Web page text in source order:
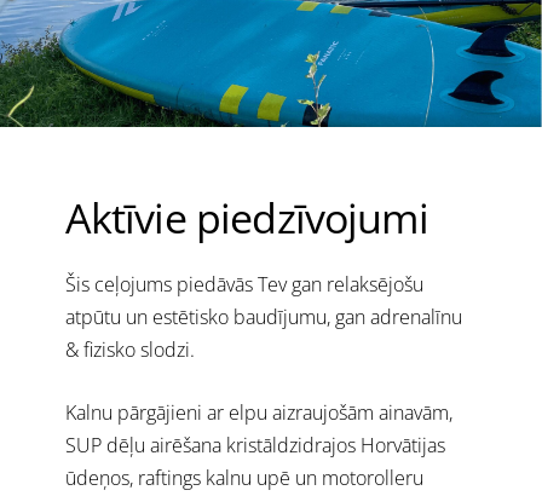
Aktīvie piedzīvojumi
Šis ceļojums piedāvās Tev ganrelaksējošu
atpūtu un estētisko baudījumu, ganadrenalīnu
& fizisko slodzi.
Kalnu pārgājieni ar elpu aizraujošām ainavām,
SUP dēļu airēšana kristāldzidrajos Horvātijas
ūdeņos, raftings kalnu upē un motorolleru